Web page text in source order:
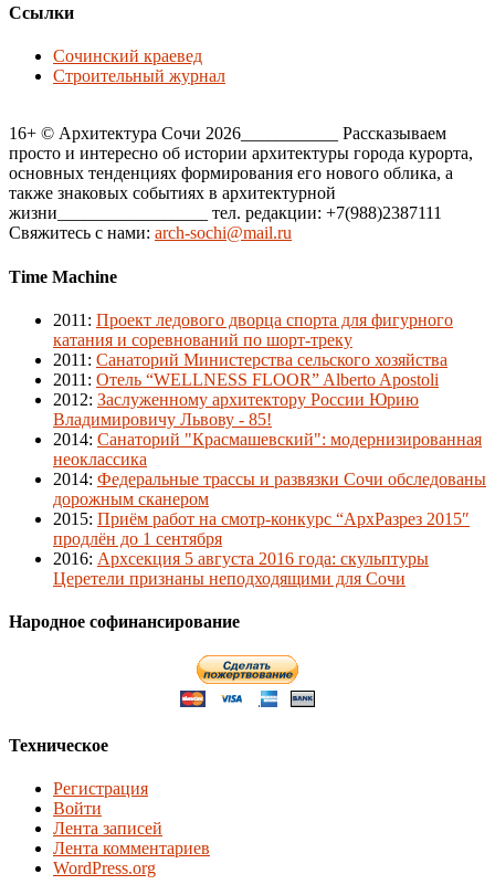
Ссылки
Сочинский краевед
Строительный журнал
16+ © Архитектура Сочи 2026___________ Рассказываем
просто и интересно об истории архитектуры города курорта,
основных тенденциях формирования его нового облика, а
также знаковых событиях в архитектурной
жизни_________________ тел. редакции: +7(988)2387111
Свяжитесь с нами: arch-sochi@mail.ru
Time Machine
2011 : Проект ледового дворца спорта для фигурного
катания и соревнований по шорт-треку
2011 : Санаторий Министерства сельского хозяйства
2011 : Отель “WELLNESS FLOOR” Alberto Apostoli
2012: Заслуженному архитектору России Юрию
Владимировичу Львову - 85!
2014: Санаторий "Красмашевский": модернизированная
неоклассика
2014: Федеральные трассы и развязки Сочи обследованы
дорожным сканером
2015: Приём работ на смотр-конкурс “АрхРазрез 2015″
продлён до 1 сентября
2016: Архсекция 5 августа 2016 года: скульптуры
Церетели признаны неподходящими для Сочи
Народное софинансирование
Техническое
Регистрация
Войти
Лента записей
Лента комментариев
WordPress.org